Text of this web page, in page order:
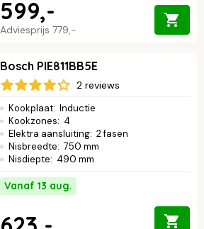
Adviesprijs 779,-
599,-
Bosch PIE811BB5E
2 reviews
Kookplaat: Inductie
Kookzones: 4
Elektra aansluiting: 2 fasen
Nisbreedte: 750 mm
Nisdiepte: 490 mm
Vanaf 13 aug.